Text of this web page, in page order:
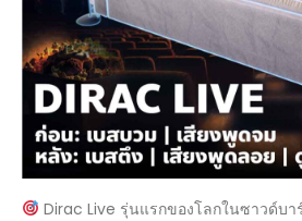
Dirac Live รุ่นแรกของโลกในซาวด์บา